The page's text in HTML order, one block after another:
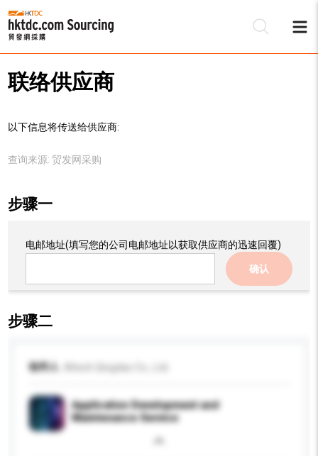
联络供应商
以下信息将传送给供应商:
查询来源: 贸发网采购
步骤一
电邮地址(填写您的公司电邮地址以获取供应商的迅速回覆)
确认
步骤二
收件人
Application Development and
Maintenance Service